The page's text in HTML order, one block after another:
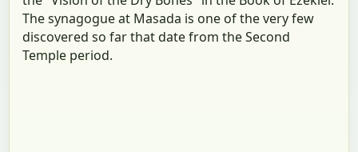
The synagogue at Masada is one of the very few
discovered so far that date from the Second
Temple period.